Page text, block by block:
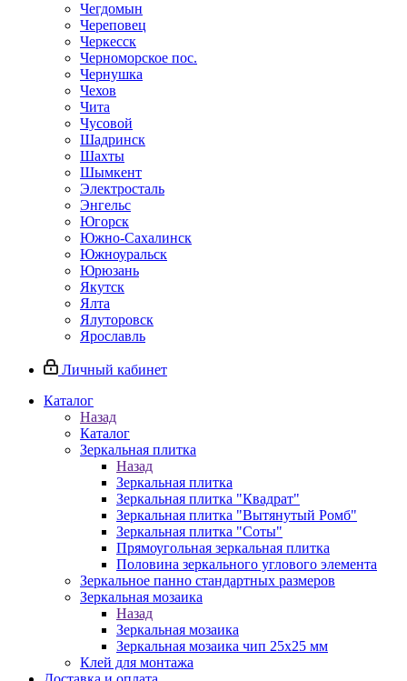
Чегдомын
Череповец
Черкесск
Черноморское пос.
Чернушка
Чехов
Чита
Чусовой
Шадринск
Шахты
Шымкент
Электросталь
Энгельс
Югорск
Южно-Сахалинск
Южноуральск
Юрюзань
Якутск
Ялта
Ялуторовск
Ярославль
Личный кабинет
Каталог
Назад
Каталог
Зеркальная плитка
Назад
Зеркальная плитка
Зеркальная плитка "Квадрат"
Зеркальная плитка "Вытянутый Ромб"
Зеркальная плитка "Соты"
Прямоугольная зеркальная плитка
Половина зеркального углового элемента
Зеркальное панно стандартных размеров
Зеркальная мозаика
Назад
Зеркальная мозаика
Зеркальная мозаика чип 25х25 мм
Клей для монтажа